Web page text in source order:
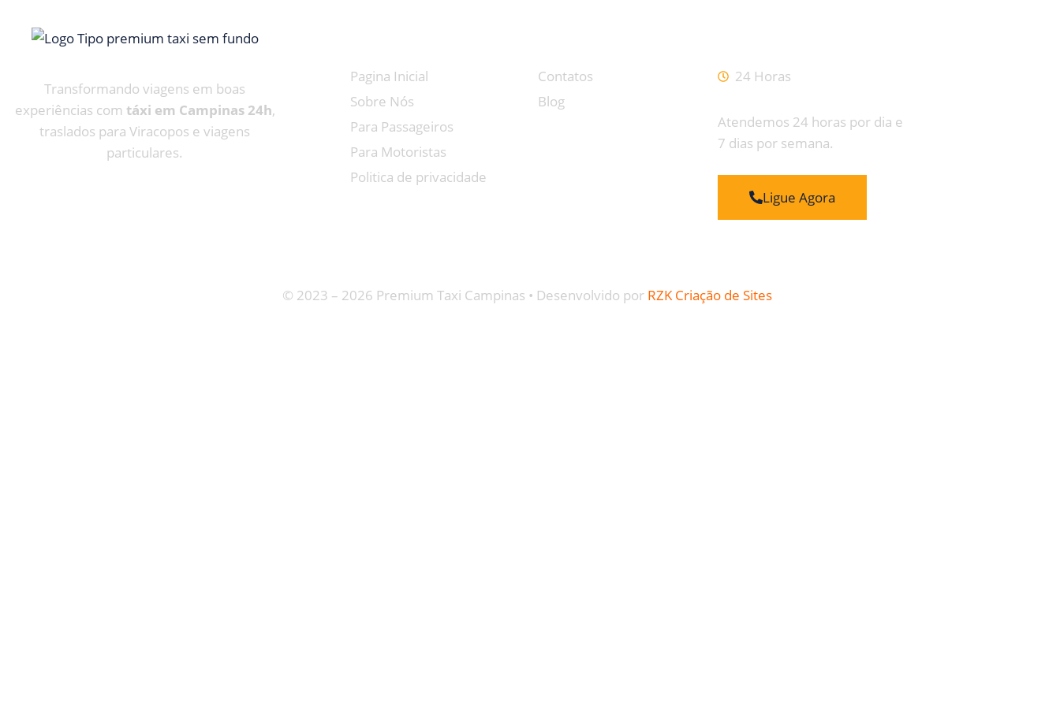
Transformando viagens em boas
experiências com táxi em Campinas 24h,
traslados para Viracopos e viagens
particulares.
Pagina Inicial
Sobre Nós
Para Passageiros
Para Motoristas
Politica de privacidade
Contatos
Blog
24 Horas
Atendemos 24 horas por dia e
7 dias por semana.
Ligue Agora
© 2023 – 2026 Premium Taxi Campinas • Desenvolvido por RZK Criação de Sites